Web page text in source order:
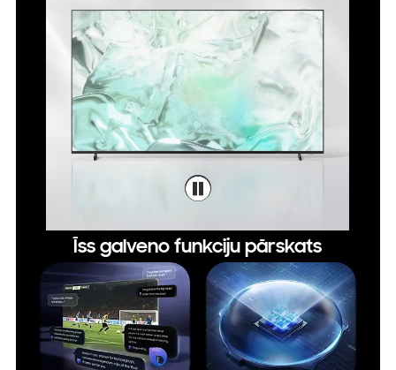
Īss galveno funkciju pārskats